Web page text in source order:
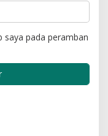
saya pada peramban